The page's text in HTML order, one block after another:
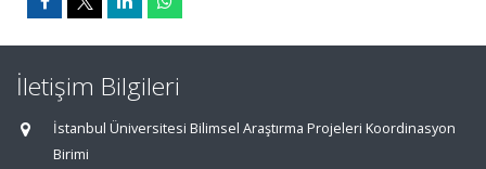
İletişim Bilgileri
İstanbul Üniversitesi Bilimsel Araştırma Projeleri Koordinasyon
Birimi